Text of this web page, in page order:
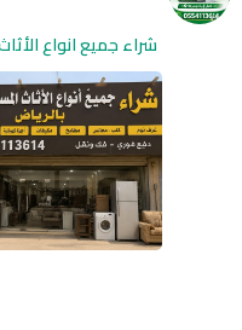
شراء جميع انواع